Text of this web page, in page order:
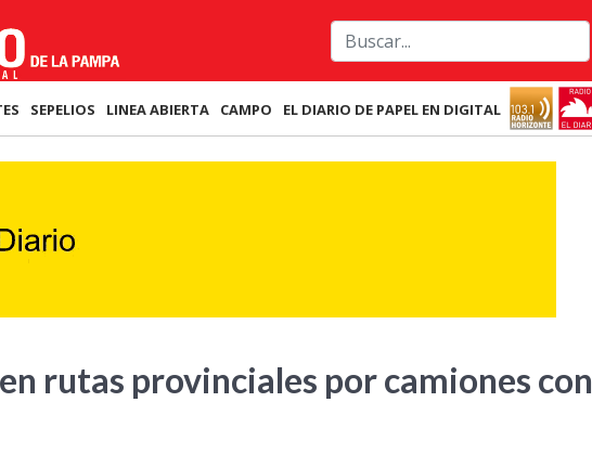
SEPELIOS LINEA ABIERTA CAMPO EL DIARIO DE PAPEL EN DIGITAL
rutas provinciales por camiones con